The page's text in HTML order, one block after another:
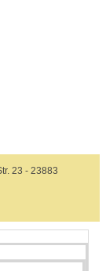
23 - 23883